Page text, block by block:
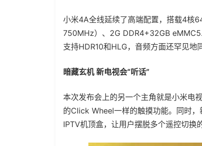
小米4A全线延续了高端配置，搭载4
750MHz）、2G DDR4+32GB
支持HDR10和HLG，音频方面还罕见地
暗藏玄机 新电视会“听话”
本次发布会上的另一个主角就是小米电
的Click Wheel一样的触摸功能。同时
IPTV机顶盒，让用户摆脱多个遥控切换